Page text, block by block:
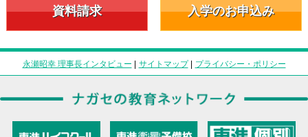
資料請求 入学のお申込み
永瀬昭幸 理事長インタビュー | サイトマップ| プライバシー・ポリシー